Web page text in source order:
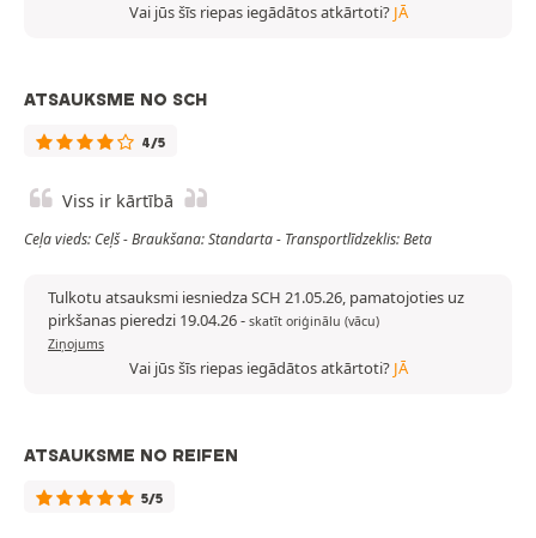
Vai jūs šīs riepas iegādātos atkārtoti? JĀ
ATSAUKSME NO SCH
4/5
Viss ir kārtībā
Ceļa vieds: Ceļš - Braukšana: Standarta - Transportlīdzeklis: Beta
Tulkotu atsauksmi iesniedza SCH 21.05.26, pamatojoties uz
pirkšanas pieredzi 19.04.26- skatīt oriģinālu (vācu)
Ziņojums
Vai jūs šīs riepas iegādātos atkārtoti? JĀ
ATSAUKSME NO REIFEN
5/5